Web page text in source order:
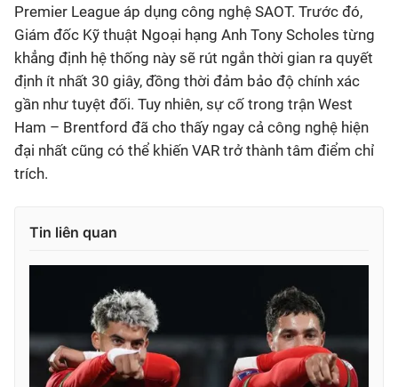
Premier League áp dụng công nghệ SAOT. Trước đó,
Giám đốc Kỹ thuật Ngoại hạng Anh Tony Scholes từng
khẳng định hệ thống này sẽ rút ngắn thời gian ra quyết
định ít nhất 30 giây, đồng thời đảm bảo độ chính xác
gần như tuyệt đối. Tuy nhiên, sự cố trong trận West
Ham – Brentford đã cho thấy ngay cả công nghệ hiện
đại nhất cũng có thể khiến VAR trở thành tâm điểm chỉ
trích.
Tin liên quan